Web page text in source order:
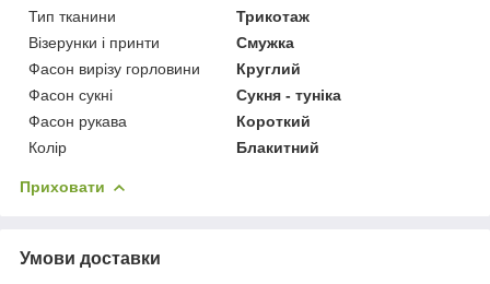
Тип тканини
Трикотаж
Візерунки і принти
Смужка
Фасон вирізу горловини
Круглий
Фасон сукні
Сукня - туніка
Фасон рукава
Короткий
Колір
Блакитний
Приховати
Умови доставки